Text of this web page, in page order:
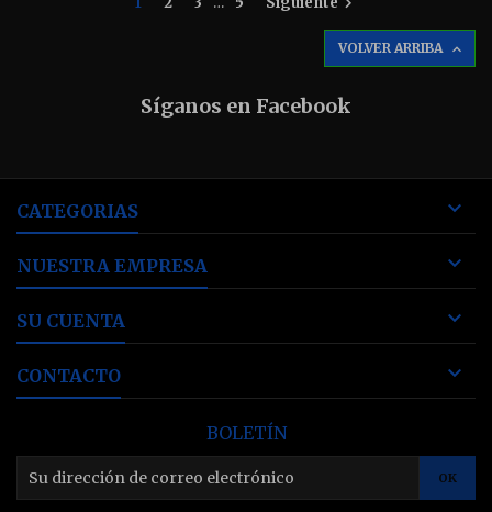
VOLVER ARRIBA 
Síganos en Facebook
CATEGORIAS 
NUESTRA EMPRESA 
SU CUENTA 
CONTACTO 
BOLETÍN